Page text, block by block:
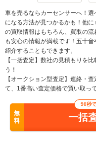
車を売るならカーセンサーへ！
になる方法が見つかるかも！他
の買取情報はもちろん、買取の
も安心の情報が満載です！五十
紹介することもできます。
【一括査定】数社の見積もりを
う！
【オークション型査定】連絡・
て、1番高い査定価格で買い取っ
無
料
90秒
一括